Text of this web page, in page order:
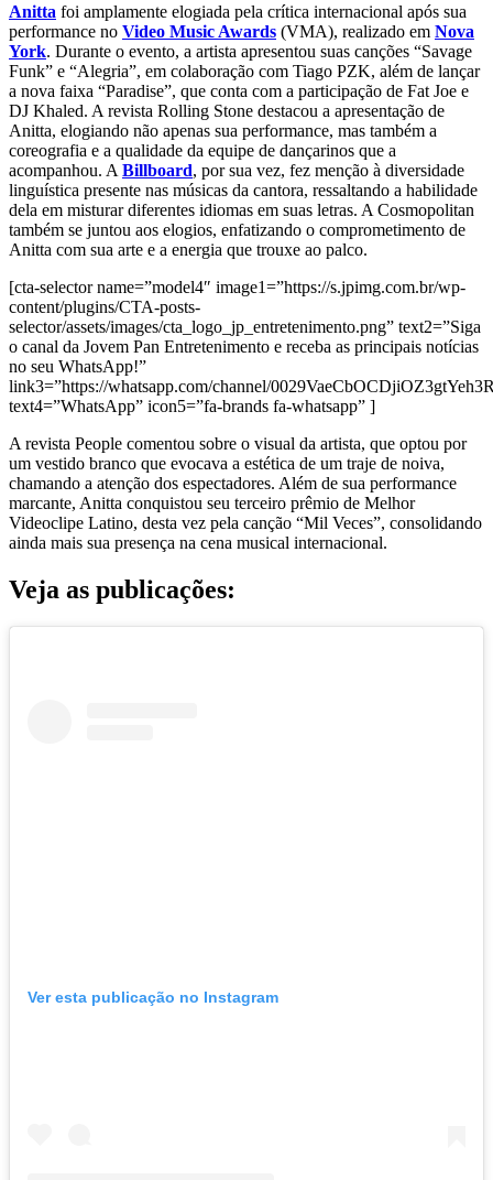
Anitta foi amplamente elogiada pela crítica internacional após sua
performance no Video Music Awards (VMA), realizado em Nova
York. Durante o evento, a artista apresentou suas canções “Savage
Funk” e “Alegria”, em colaboração com Tiago PZK, além de lançar
a nova faixa “Paradise”, que conta com a participação de Fat Joe e
DJ Khaled. A revista Rolling Stone destacou a apresentação de
Anitta, elogiando não apenas sua performance, mas também a
coreografia e a qualidade da equipe de dançarinos que a
acompanhou. A Billboard, por sua vez, fez menção à diversidade
linguística presente nas músicas da cantora, ressaltando a habilidade
dela em misturar diferentes idiomas em suas letras. A Cosmopolitan
também se juntou aos elogios, enfatizando o comprometimento de
Anitta com sua arte e a energia que trouxe ao palco.
[cta-selector name=”model4″ image1=”https://s.jpimg.com.br/wp-
content/plugins/CTA-posts-
selector/assets/images/cta_logo_jp_entretenimento.png” text2=”Siga
o canal da Jovem Pan Entretenimento e receba as principais notícias
no seu WhatsApp!”
link3=”https://whatsapp.com/channel/
text4=”WhatsApp” icon5=”fa-brands fa-whatsapp” ]
A revista People comentou sobre o visual da artista, que optou por
um vestido branco que evocava a estética de um traje de noiva,
chamando a atenção dos espectadores. Além de sua performance
marcante, Anitta conquistou seu terceiro prêmio de Melhor
Videoclipe Latino, desta vez pela canção “Mil Veces”, consolidando
ainda mais sua presença na cena musical internacional.
Veja as publicações:
Ver esta publicação no Instagram